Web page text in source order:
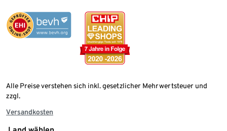
Alle Preise verstehen sich inkl. gesetzlicher Mehrwertsteuer und
zzgl.
Versandkosten